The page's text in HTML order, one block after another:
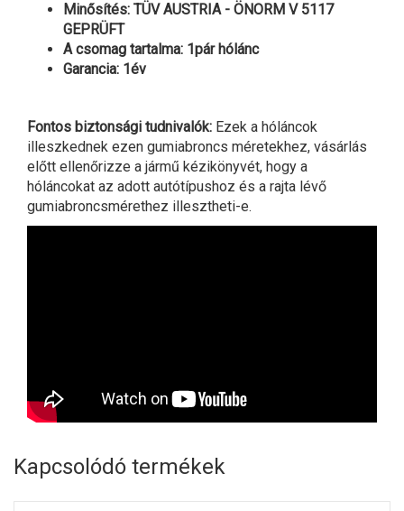
Minősítés: TÜV AUSTRIA - ÖNORM V 5117
GEPRÜFT
A csomag tartalma: 1pár hólánc
Garancia: 1év
Fontos biztonsági tudnivalók: Ezek a hóláncok
illeszkednek ezen gumiabroncs méretekhez, vásárlás
előtt ellenőrizze a jármű kézikönyvét, hogy a
hóláncokat az adott autótípushoz és a rajta lévő
gumiabroncsmérethez illesztheti-e.
Kapcsolódó termékek